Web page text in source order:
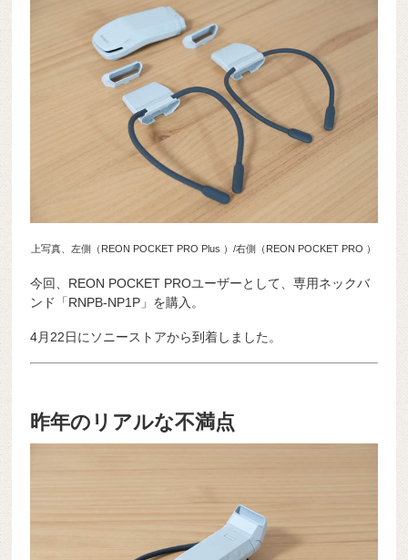
上写真、左側（REON POCKET PRO Plus ）/右側（REON POCKET PRO ）
今回、REON POCKET PROユーザーとして、専用ネックバ
ンド「RNPB-NP1P」を購入。
4月22日にソニーストアから到着しました。
昨年のリアルな不満点